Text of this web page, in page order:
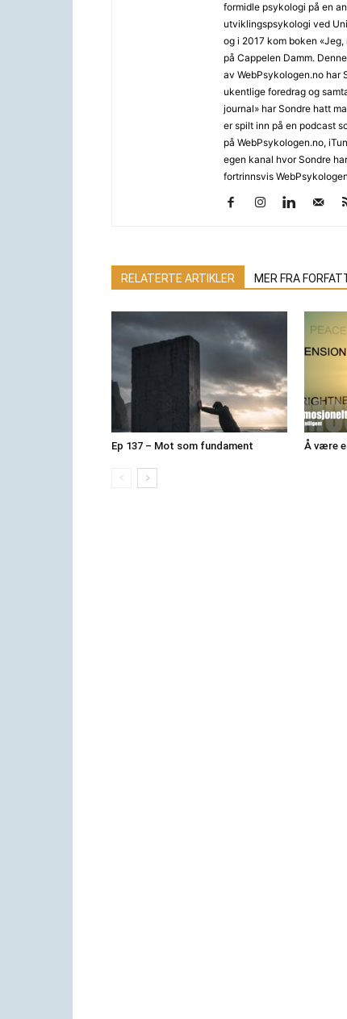
formidle psykologi på en
utviklingspsykologi ved
og i 2017 kom boken
på Cappelen Damm.
av WebPsykologen.no har
ukentlige foredrag og
journal» har Sondre hatt
er spilt inn på en podcast
på WebPsykologen.no,
egen kanal hvor Sondre
fortrinnsvis
RELATERTE ARTIKLER MER FRA
Ep 137 – Mot som fundament Å være